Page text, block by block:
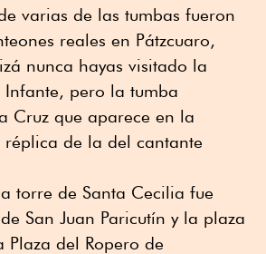
varias de las tumbas fueron
reales en Pátzcuaro,
nunca hayas visitado la
Infante, pero la tumba
Cruz que aparece en la
réplica de la del cantante
torre de Santa Cecilia fue
San Juan Paricutín y la plaza
del Ropero de